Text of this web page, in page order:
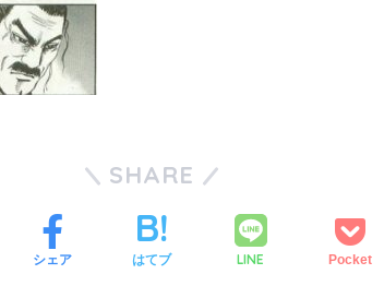
SHARE
シェア はてブ LINE Pocket